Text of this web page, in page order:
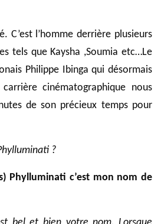
. C’est l’homme derrière plusieurs
tels que Kaysha ,Soumia etc…Le
Philippe Ibinga qui désormais
cinématographique nous
de son précieux temps pour
?
Phylluminati c’est mon nom de